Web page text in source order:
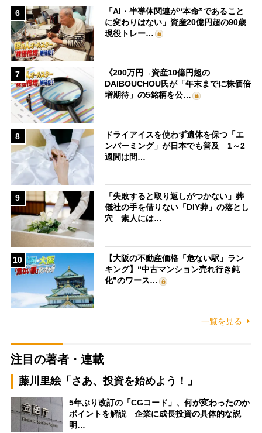
6
「AI・半導体関連が“本命”であること
に変わりはない」資産20億円超の90歳
現役トレー…
7
《200万円→資産10億円超の
DAIBOUCHOU氏が「年末までに株価倍
増期待」の5銘柄を公…
8
ドライアイスを使わず遺体を保つ「エ
ンバーミング」が日本でも普及 1～2
週間は問…
9
「失敗すると取り返しがつかない」葬
儀社の手を借りない「DIY葬」の落とし
穴 素人には…
10
【大阪の不動産価格「危ない駅」ラン
キング】“中古マンション売れ行き鈍
化”のワース…
一覧を見る
注目の著者・連載
藤川里絵「さあ、投資を始めよう！」
5年ぶり改訂の「CGコード」、何が変わったのか
ポイントを解説 企業に成長投資の具体的な説
明…